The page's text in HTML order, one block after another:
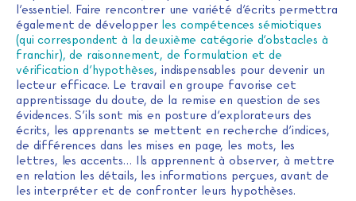
l’essentiel. Faire rencontrer une variété d’écrits permettra
également de développer les compétences sémiotiques
(qui correspondent à la deuxième catégorie d’obstacles à
franchir), de raisonnement, de formulation et de
vérification d’hypothèses, indispensables pour devenir un
lecteur efficace. Le travail en groupe favorise cet
apprentissage du doute, de la remise en question de ses
évidences. S’ils sont mis en posture d’explorateurs des
écrits, les apprenants se mettent en recherche d’indices,
de différences dans les mises en page, les mots, les
lettres, les accents… Ils apprennent à observer, à mettre
en relation les détails, les informations perçues, avant de
les interpréter et de confronter leurs hypothèses.